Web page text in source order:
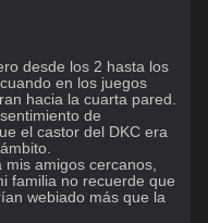
desde los 2 hasta los
en los juegos
hacia la cuarta pared.
de
el castor del DKC era
mis amigos cercanos,
familia no recuerde que
webiado más que la